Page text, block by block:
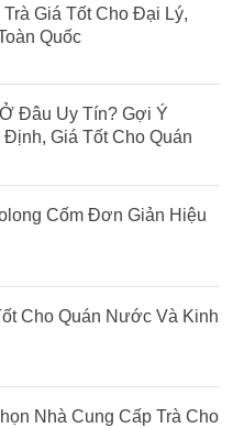
Giá Tốt Cho Đại Lý,
Quốc
Đâu Uy Tín? Gợi Ý
Định, Giá Tốt Cho Quán
Cốm Đơn Giản Hiệu
Cho Quán Nước Và Kinh
Nhà Cung Cấp Trà Cho